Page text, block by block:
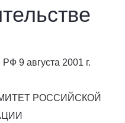
9 августа 2001 г.
РОССИЙСКОЙ